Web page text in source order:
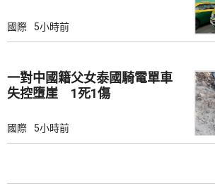
國際 5小時前
一對中國籍父女泰國騎電單車
失控墮崖 1死1傷
國際 5小時前